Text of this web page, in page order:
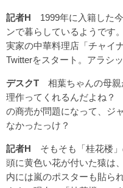
記者H 1999年に入籍した
ンで暮らしているようです
実家の中華料理店「チャイ
Twitterをスタート。アラシ
デスクT 相葉ちゃんの母親
理作ってくれるんだよね？
の商売が問題になって、ジ
なかったっけ？
記者H そもそも「桂花楼
頭に黄色い花が付いた猿は
内には嵐のポスターも貼ら